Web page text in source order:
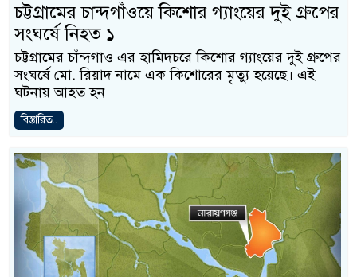
চট্টগ্রামের চান্দগাঁওয়ে কিশোর গ্যাংয়ের দুই গ্রুপের
সংঘর্ষে নিহত ১
চট্টগ্রামের চাঁন্দগাও এর হামিদচরে কিশোর গ্যাংয়ের দুই গ্রুপের
সংঘর্ষে মো. রিয়াদ নামে এক কিশোরের মৃত্যু হয়েছে। এই
ঘটনায় আহত হন
বিস্তারিত..